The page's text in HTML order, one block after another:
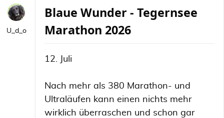
U_d_o
Blaue Wunder - Tegernsee
Marathon 2026
12. Juli
Nach mehr als 380 Marathon- und
Ultraläufen kann einen nichts mehr
wirklich überraschen und schon gar